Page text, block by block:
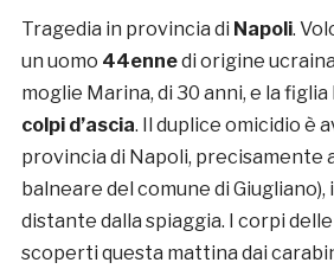
Tragedia in provincia di Napoli.
un uomo 44ennedi origine
moglie Marina, di 30 anni, e la figlia
colpi d’ascia. Il duplice omicidio è
provincia di Napoli, precisamente
balneare del comune di
distante dalla spiaggia. I corpi
scoperti questa mattina dai